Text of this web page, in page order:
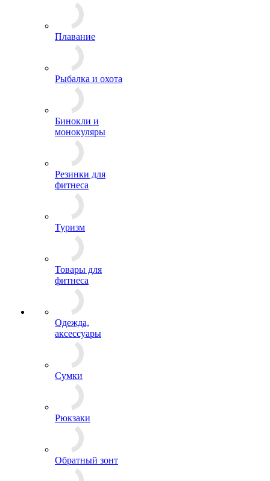
Плавание
Рыбалка и охота
Бинокли и
монокуляры
Резинки для
фитнеса
Туризм
Товары для
фитнеса
Одежда,
аксессуары
Сумки
Рюкзаки
Обратный зонт